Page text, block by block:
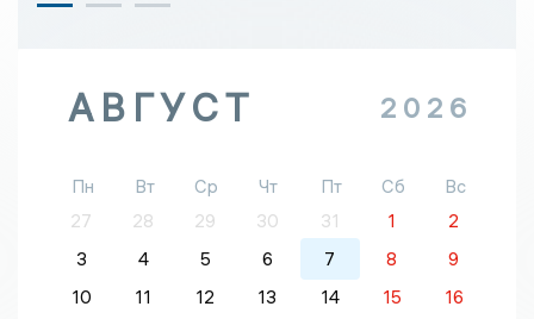
АВГУСТ 2026
Пн Вт Ср Чт Пт Сб
Вс
27
28 29 30 31 1
2
3
4 5 6 7 8
9
10
11 12 13 14 15
16